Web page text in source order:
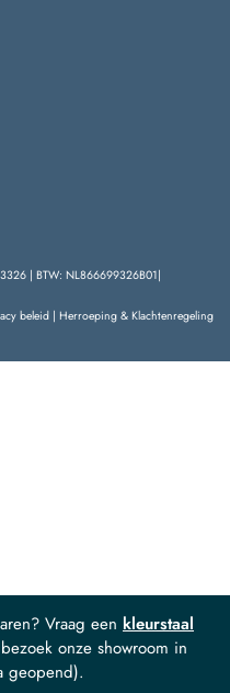
Vraag een kleurstaal
onze showroom in
geopend).
| BTW: NL866699326B01|
beleid | Herroeping & Klachtenregeling